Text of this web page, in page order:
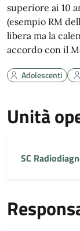
superiore ai 10
(esempio RM
libera ma la
accordo con il
Adolescenti
Unità
SC